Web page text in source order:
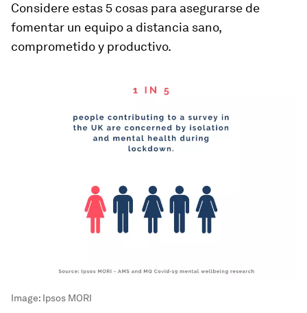
Considere estas 5 cosas para asegurarse de
fomentar un equipo a distancia sano,
comprometido y productivo.
Image: Ipsos MORI